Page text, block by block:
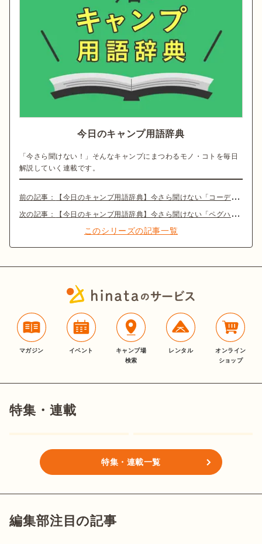
今日のキャンプ用語辞典
「今さら聞けない！」そんなキャンプにまつわるモノ・コトを毎日
解説していく連載です。
前の記事： 【今日のキャンプ用語辞典】今さら聞けない「コーデュラナイロン」とは？
次の記事： 【今日のキャンプ用語辞典】今さら聞けない「ペグハンマー」とは？
このシリーズの記事一覧
マガジン イベント
キャンプ場
検索
レンタル
オンライン
ショップ
特集・連載
特集・連載一覧
編集部注目の記事